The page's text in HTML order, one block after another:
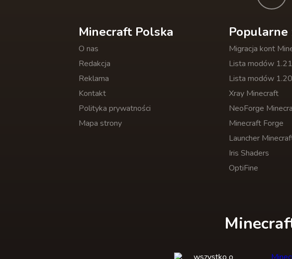
Minecraft Polska
O nas
Redakcja
Reklama
Kontakt
Polityka prywatności
Mapa strony
Popularne
Migracja kont
Lista modów
Lista modów
Xray Minecraft
NeoForge
Minecraft Forge
Launcher
Iris Shaders
OptiFine